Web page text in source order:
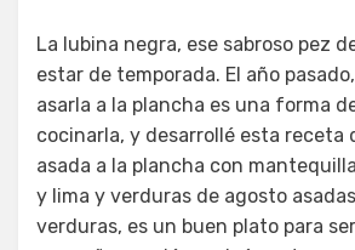
La lubina negra, ese sabroso pez
estar de temporada. El año
asarla a la plancha es una forma
cocinarla, y desarrollé esta receta
asada a la plancha con
y lima y verduras de agosto
verduras, es un buen plato para